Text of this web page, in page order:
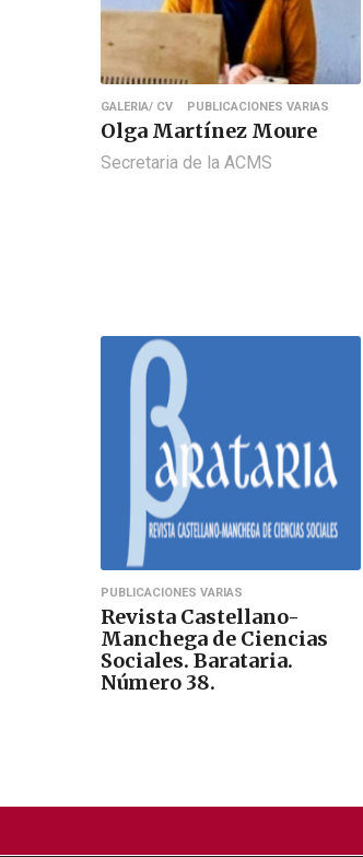
GALERIA/ CV PUBLICACIONES VARIAS
Olga Martínez Moure
Secretaria de la ACMS
PUBLICACIONES VARIAS
Revista Castellano-
Manchega de Ciencias
Sociales. Barataria.
Número 38.